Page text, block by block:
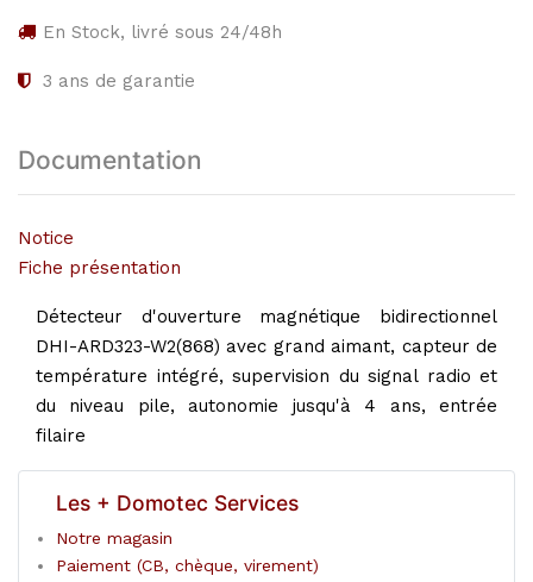
En Stock, livré sous 24/48h
3 ans de garantie
Documentation
Notice
Fiche présentation
Détecteur d'ouverture magnétique bidirectionnel
DHI-ARD323-W2(868) avec grand aimant, capteur de
température intégré, supervision du signal radio et
du niveau pile, autonomie jusqu'à 4 ans, entrée
filaire
Les + Domotec Services
Notre magasin
Paiement (CB, chèque, virement)